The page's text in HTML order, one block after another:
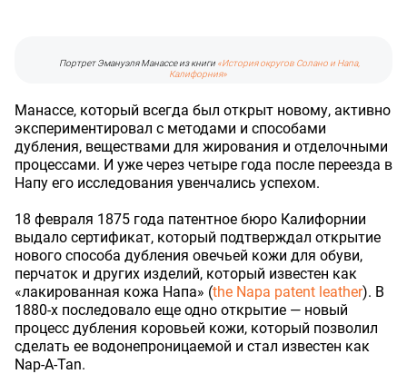
Портрет Эмануэля Манассе из книги «История округов Солано и Напа,
Калифорния»
Манассе, который всегда был открыт новому, активно
экспериментировал с методами и способами
дубления, веществами для жирования и отделочными
процессами. И уже через четыре года после переезда в
Напу его исследования увенчались успехом.
18 февраля 1875 года патентное бюро Калифорнии
выдало сертификат, который подтверждал открытие
нового способа дубления овечьей кожи для обуви,
перчаток и других изделий, который известен как
«лакированная кожа Напа» (the Napa patent leather). В
1880-х последовало еще одно открытие — новый
процесс дубления коровьей кожи, который позволил
сделать ее водонепроницаемой и стал известен как
Nap-A-Tan.